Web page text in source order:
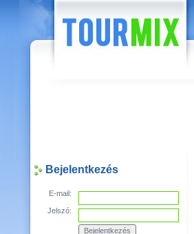
Bejelentkezés
E-mail:
Jelszó: